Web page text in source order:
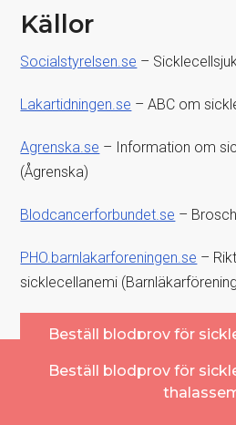
Källor
Socialstyrelsen.se –
Lakartidningen.se – ABC om
Agrenska.se – Information om
(Ågrenska)
Blodcancerforbundet.se –
PHO.barnlakarforeningen.se –
sicklecellanemi
Beställ blodprov för
Beställ blodprov för